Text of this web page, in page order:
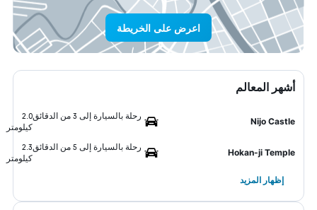
اعرض على الخريطة
أشهر المعالم
Nijo Castle
رحلة بالسيارة إلى 3 من الدقائق
2.0
كيلومتر
Hokan-ji Temple
رحلة بالسيارة إلى 5 من الدقائق
2.3
كيلومتر
إظهار المزيد